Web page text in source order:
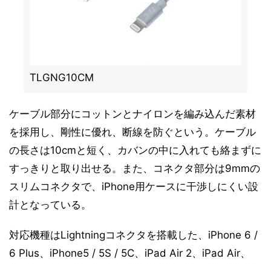
TLGNG10CM
ケーブル部分にコットンとナイロンを編み込んだ素材
を採用し、剛性に優れ、断線を防ぐという。ケーブル
の長さは10cmと短く、カバンの中に入れても絡まずに
すっきりと取り出せる。また、コネクタ部分は9mmの
スリムコネクタで、iPhone用ケースに干渉しにくい設
計となっている。
対応機種はLightningコネクタを搭載した、iPhone 6 /
6 Plus、iPhone5 / 5S / 5C、iPad Air 2、iPad Air、